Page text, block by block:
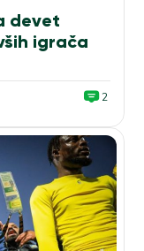
devet
igrača
2